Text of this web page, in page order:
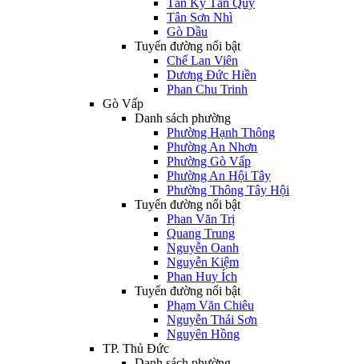
Tân Kỳ Tân Quý
Tân Sơn Nhì
Gò Dầu
Tuyến đường nổi bật
Chế Lan Viên
Dương Đức Hiền
Phan Chu Trinh
Gò Vấp
Danh sách phường
Phường Hạnh Thông
Phường An Nhơn
Phường Gò Vấp
Phường An Hội Tây
Phường Thông Tây Hội
Tuyến đường nổi bật
Phan Văn Trị
Quang Trung
Nguyễn Oanh
Nguyễn Kiệm
Phan Huy Ích
Tuyến đường nổi bật
Phạm Văn Chiêu
Nguyễn Thái Sơn
Nguyên Hồng
TP. Thủ Đức